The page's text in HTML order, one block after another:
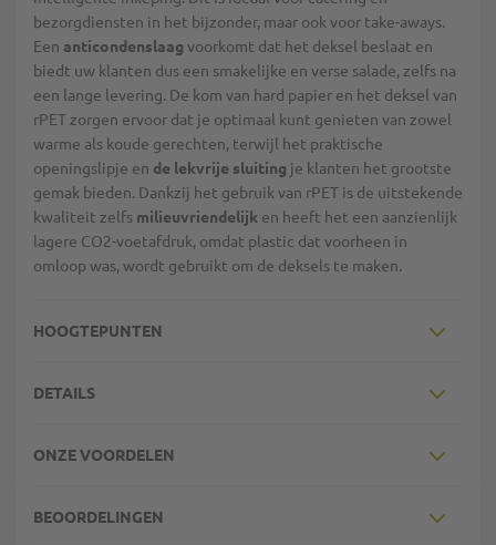
bezorgdiensten in het bijzonder, maar ook voor take-aways.
Een anticondenslaag voorkomt dat het deksel beslaat en
biedt uw klanten dus een smakelijke en verse salade, zelfs na
een lange levering. De kom van hard papier en het deksel van
rPET zorgen ervoor dat je optimaal kunt genieten van zowel
warme als koude gerechten, terwijl het praktische
openingslipje en de lekvrije sluiting je klanten het grootste
gemak bieden. Dankzij het gebruik van rPET is de uitstekende
kwaliteit zelfs milieuvriendelijk en heeft het een aanzienlijk
lagere CO2-voetafdruk, omdat plastic dat voorheen in
omloop was, wordt gebruikt om de deksels te maken.
HOOGTEPUNTEN
DETAILS
ONZE VOORDELEN
BEOORDELINGEN